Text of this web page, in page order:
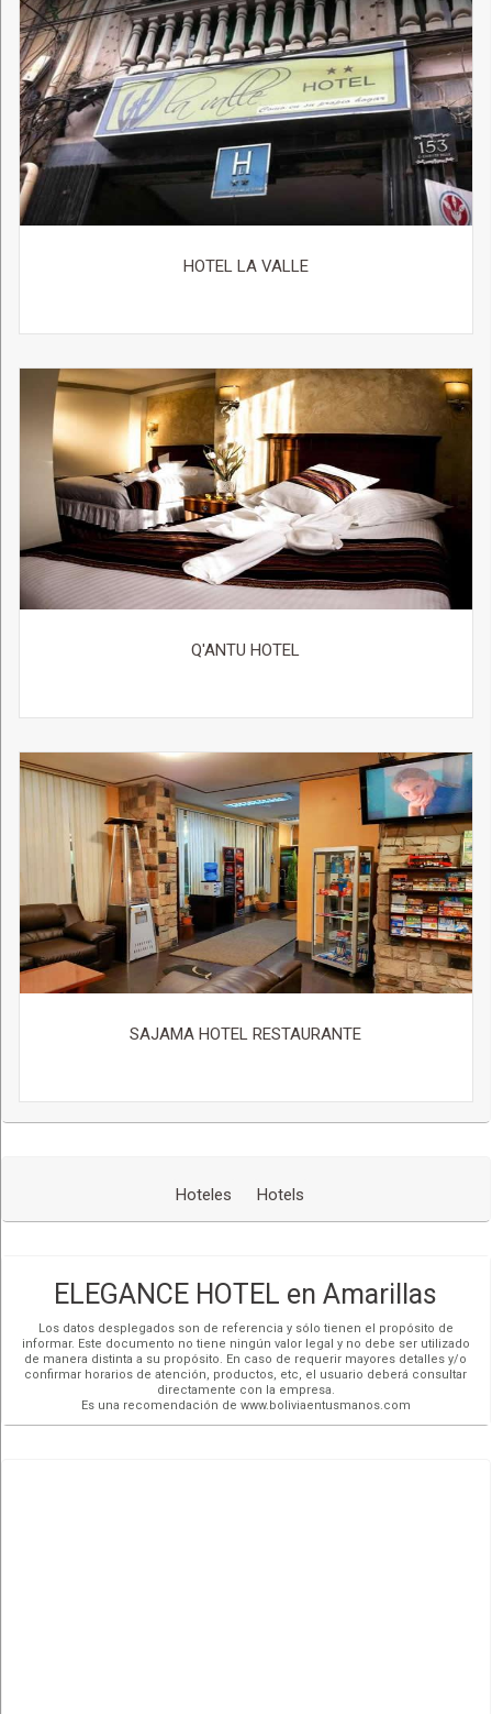
HOTEL LA VALLE
Q'ANTU HOTEL
SAJAMA HOTEL RESTAURANTE
Hoteles Hotels
ELEGANCE HOTEL en Amarillas
Los datos desplegados son de referencia y sólo tienen el propósito de
informar. Este documento no tiene ningún valor legal y no debe ser utilizado
de manera distinta a su propósito. En caso de requerir mayores detalles y/o
confirmar horarios de atención, productos, etc, el usuario deberá consultar
directamente con la empresa.
Es una recomendación de www.boliviaentusmanos.com